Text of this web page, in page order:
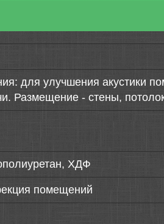
для улучшения акустики
Размещение - стены,
ХДФ
помещений